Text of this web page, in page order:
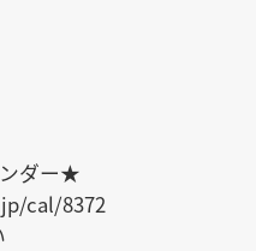
ダー★
cal/8372